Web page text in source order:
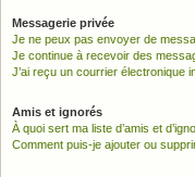
Messagerie privée
Je ne peux pas envoyer de
Je continue à recevoir des
J’ai reçu un courrier électronique
Amis et ignorés
À quoi sert ma liste d’amis et
Comment puis-je ajouter ou